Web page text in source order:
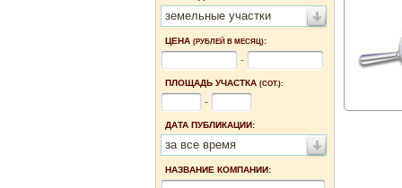
земельные участки
ЦЕНА (РУБЛЕЙ В МЕСЯЦ):
-
ПЛОЩАДЬ УЧАСТКА (СОТ.):
-
ДАТА ПУБЛИКАЦИИ:
за все время
НАЗВАНИЕ КОМПАНИИ: